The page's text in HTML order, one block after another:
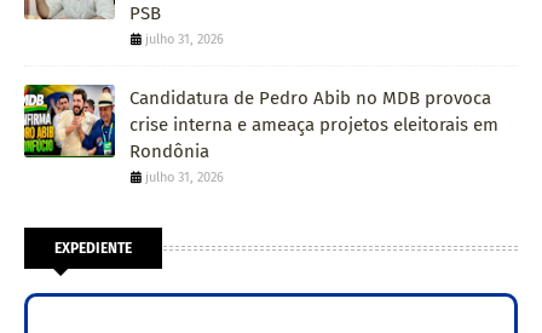
PSB
julho 31, 2026
Candidatura de Pedro Abib no MDB provoca
crise interna e ameaça projetos eleitorais em
Rondônia
julho 31, 2026
EXPEDIENTE